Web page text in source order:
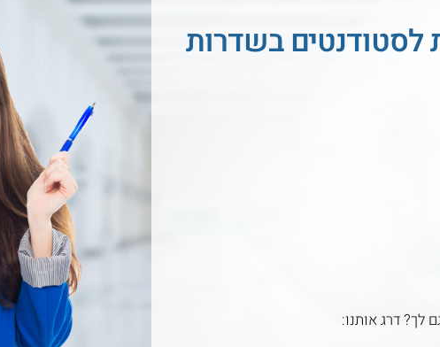
לסטודנטים בשדרות
לך? דרג אותנו: